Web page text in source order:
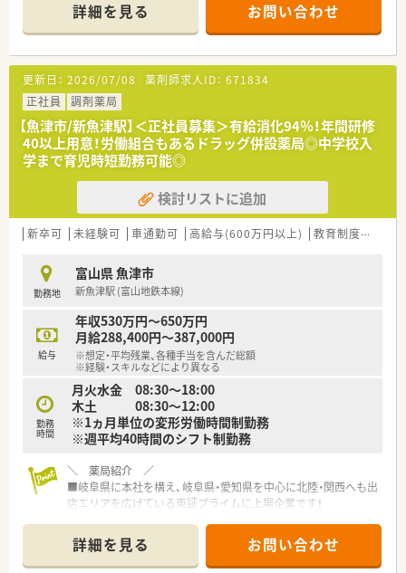
【店舗情報と応需状況について】
■魚津駅から車で4分ほどの場所に位置し、面対応で処方箋を応
需する調剤併設ドラッグストアです。
■1日あたりの処方箋応需枚数は10枚程度であり、一人ひとりの
患者様と丁寧に向き合える環境です。
■現在の店舗の人員体制につきましては、常勤薬剤師が1名、パ
ート従業員が2名から3名で運営しております。
【法人特徴について】
■東証プライム上場グループの安定した経営基盤を持ち、東海地
方を中心に全国的に幅広く店舗展開を行っている企業です。
■調剤とOTC業務の割合が9対1と調剤業務に専念しやすく、薬
剤師の専門性を活かせる環境づくりに注力しています。
■岐阜県からワークライフバランス推進エクセレント企業とし
【勤務実態について】
■調剤とOTC業務の割合が9対1となっており、薬剤師としての
専門的な業務に集中でき、雑務的業務は一切ございません。
■薬剤師1人につき1台の電子薬歴用iPadが用意されているた
め、記録入力のための待ち時間が発生いたしません。
■全社的にワークライフバランスを重視する社風があり、全員が
【こんな方が活躍中】
■ご自身の家庭やプライベートの時間を大切にしながら、仕事と
両立させて充実した毎日を送っている方が多数在籍していま
■研修制度を積極的に活用して自身の専門知識を深め、患者様に
対して質の高い医療サービスを提供している方が活躍中です。
■将来的なステップアップを見据え、マネジメントスキルを磨き
ながら店舗運営に深く関わっている方が活躍しています。
詳細を見る お問い合わせ
更新日： 2026/07/08 薬剤師求人ID： 671834
正社員
調剤薬局
【魚津市/新魚津駅】＜正社員募集＞有給消化94％！年間研修
40以上用意！労働組合もあるドラッグ併設薬局◎中学校入
学まで育児時短勤務可能◎
検討リストに追加
新卒可 未経験可 車通勤可 高給与(600万円以上) 教育制度あり
勤務地
富山県 魚津市
新魚津駅 (富山地鉄本線)
給与
年収530万円～650万円
月給288,400円～387,000円
※想定・平均残業、各種手当を含んだ総額
※経験・スキルなどにより異なる
勤務
時間
月火水金 08:30～18:00
木土 08:30～12:00
※1ヵ月単位の変形労働時間制勤務
※週平均40時間のシフト制勤務
＼ 薬局紹介 ／
■岐阜県に本社を構え、岐阜県・愛知県を中心に北陸・関西へも出
店エリアを広げている東証プライムに上場企業です！
した先でご勤務いただけます◎
■ドラッグストア併設店舗のため、OTCも経験することができま
す◎OTCの知識もつけたい方にもおすすです！
詳細を見る お問い合わせ